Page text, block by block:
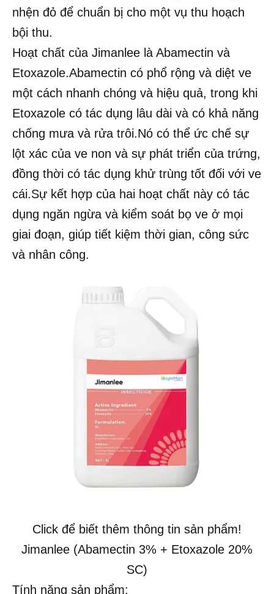
nhện đỏ để chuẩn bị cho một vụ thu hoạch
bội thu.
Hoạt chất của Jimanlee là Abamectin và
Etoxazole.Abamectin có phổ rộng và diệt ve
một cách nhanh chóng và hiệu quả, trong khi
Etoxazole có tác dụng lâu dài và có khả năng
chống mưa và rửa trôi.Nó có thể ức chế sự
lột xác của ve non và sự phát triển của trứng,
đồng thời có tác dụng khử trùng tốt đối với ve
cái.Sự kết hợp của hai hoạt chất này có tác
dụng ngăn ngừa và kiểm soát bọ ve ở mọi
giai đoạn, giúp tiết kiệm thời gian, công sức
và nhân công.
Click để biết thêm thông tin sản phẩm!
Jimanlee (Abamectin 3% + Etoxazole 20%
SC)
Tính năng sản phẩm: